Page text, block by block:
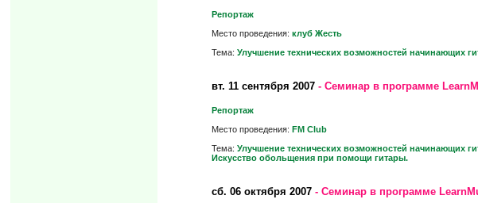
Репортаж
Место проведения: клуб Жесть
Тема: Улучшение технических возможностей начинающих
вт. 11 сентября 2007- Семинар в программе
Репортаж
Место проведения: FM Club
Тема: Улучшение технических возможностей начинающих
Искусство обольщения при помощи гитары.
сб. 06 октября 2007- Семинар в программе